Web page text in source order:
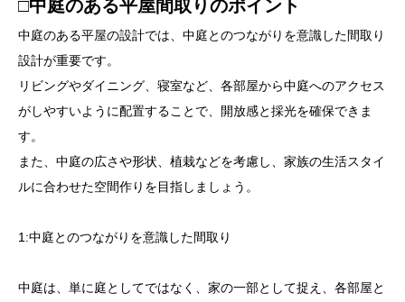
□中庭のある平屋間取りのポイント
中庭のある平屋の設計では、中庭とのつながりを意識した間取り
設計が重要です。
リビングやダイニング、寝室など、各部屋から中庭へのアクセス
がしやすいように配置することで、開放感と採光を確保できま
す。
また、中庭の広さや形状、植栽などを考慮し、家族の生活スタイ
ルに合わせた空間作りを目指しましょう。
1:中庭とのつながりを意識した間取り
中庭は、単に庭としてではなく、家の一部として捉え、各部屋と